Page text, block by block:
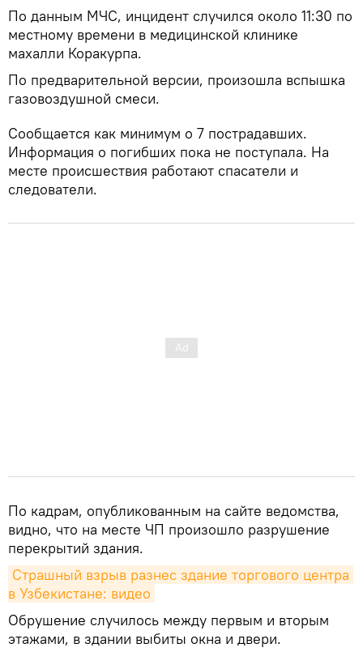
По данным МЧС, инцидент случился около 11:30 по
местному времени в медицинской клинике
махалли Коракурпа.
По предварительной версии, произошла вспышка
газовоздушной смеси.
Сообщается как минимум о 7 пострадавших.
Информация о погибших пока не поступала. На
месте происшествия работают спасатели и
следователи.
По кадрам, опубликованным на сайте ведомства,
видно, что на месте ЧП произошло разрушение
перекрытий здания.
Страшный взрыв разнес здание торгового центра
в Узбекистане: видео
Обрушение случилось между первым и вторым
этажами, в здании выбиты окна и двери.